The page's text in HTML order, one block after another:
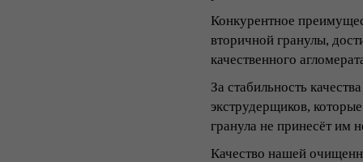
Конкурентное
вторичной гранулы,
качественного
За стабильность
экструдерщиков,
гранула не принесёт им
Качество нашей